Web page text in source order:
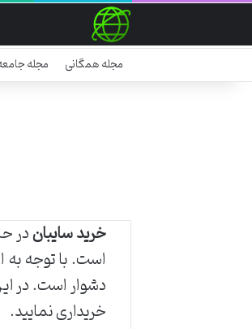
مجله همگانی مجله
خرید سایباندر
است. با توجه به
دشوار است. در
خریداری نمایید.